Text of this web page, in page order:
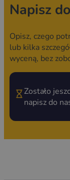
Napisz
Opisz, czego
lub kilka
wyceną, bez
Zostało
napisz do